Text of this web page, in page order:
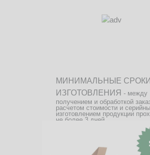
МИНИМАЛЬНЫЕ СРОКИ
ИЗГОТОВЛЕНИЯ - между
получением и обработкой
расчетом стоимости и
изготовлением продукции
не более 3 дней.